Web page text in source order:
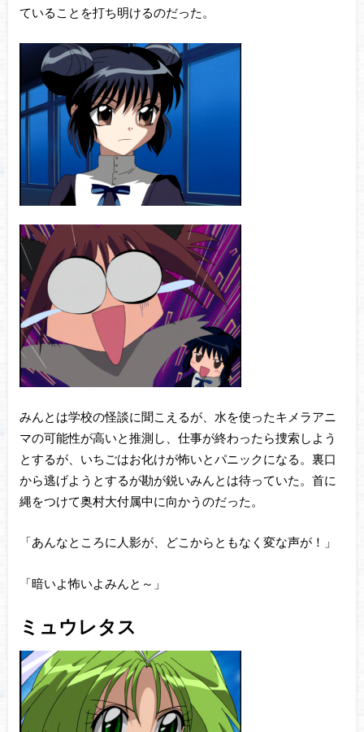
ていることを打ち明けるのだった。
みんとは学校の怪談に聞こえるが、水を使ったキメラアニ
マの可能性が高いと推測し、仕事が終わったら捜索しよう
とするが、いちごはお化けが怖いとパニックになる。裏口
から逃げようとするが勘が鋭いみんとは待っていた。首に
縄をつけて奥村大付属中に向かうのだった。
「あんなところに人影が、どこからともなく変な声が！」
「暗いよ怖いよみんと～」
ミュウレタス